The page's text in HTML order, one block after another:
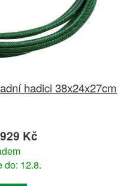
hadici 38x24x27cm
Kč
do: 12.8.